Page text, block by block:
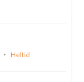
Heltid